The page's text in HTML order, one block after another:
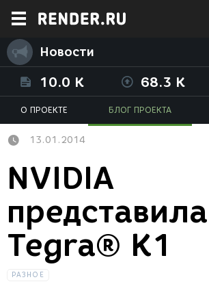
Новости
10.0 K 68.3 K
О ПРОЕКТЕ БЛОГ ПРОЕКТА
13.01.2014
NVIDIA
представила
Tegra® K1
РАЗНОЕ